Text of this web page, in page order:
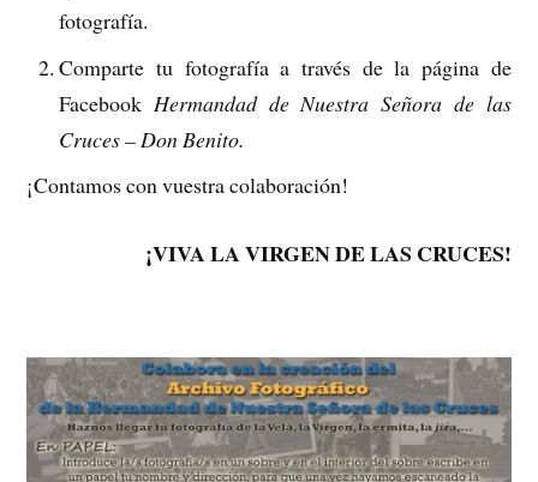
fotografía.
Comparte tu fotografía a través de la página de
Facebook Hermandad de Nuestra Señora de las
Cruces – Don Benito.
¡Contamos con vuestra colaboración!
¡VIVA LA VIRGEN DE LAS CRUCES!